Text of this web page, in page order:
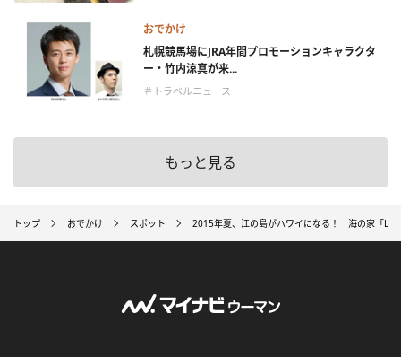
おでかけ
札幌競馬場にJRA年間プロモーションキャラクタ
ー・竹内涼真が来...
＃トラベルニュース
もっと見る
トップ おでかけ スポット 2015年夏、江の島がハワイになる！ 海の家「